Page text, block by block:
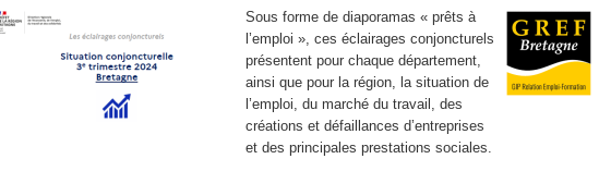
Sous forme de diaporamas « prêts à
l’emploi », ces éclairages conjoncturels
présentent pour chaque département,
ainsi que pour la région, la situation de
l’emploi, du marché du travail, des
créations et défaillances d’entreprises
et des principales prestations sociales.